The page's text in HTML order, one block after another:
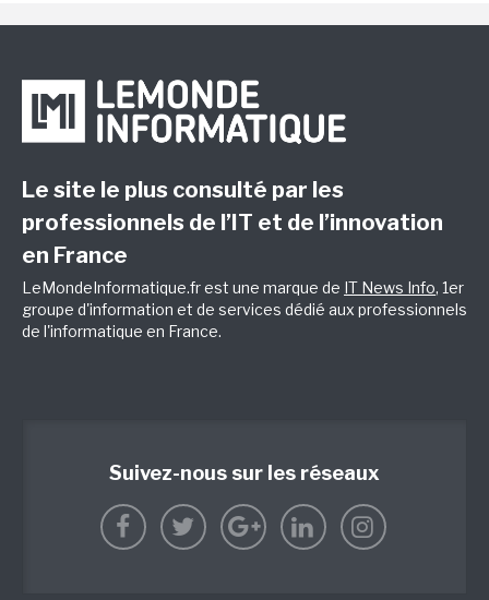
Le site le plus consulté par les
professionnels de l’IT et de l’innovation
en France
LeMondeInformatique.fr est une marque de IT News Info, 1er
groupe d'information et de services dédié aux professionnels
de l'informatique en France.
Suivez-nous sur les réseaux